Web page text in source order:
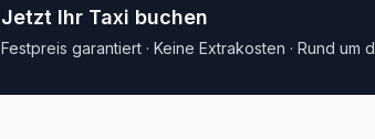
Jetzt Ihr Taxi buchen
Festpreis garantiert · Keine Extrakosten · Rund um